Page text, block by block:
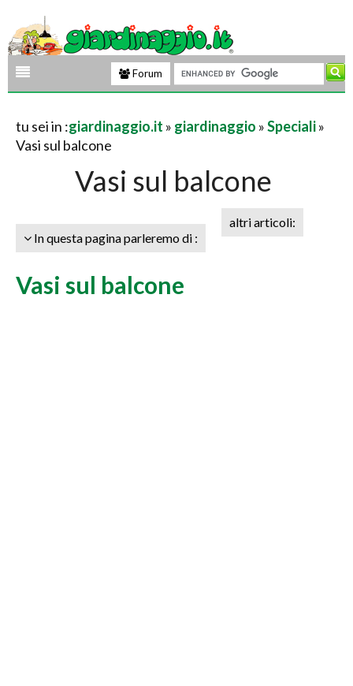
Forum
tu sei in :giardinaggio.it » giardinaggio »Speciali»
Vasi sul balcone
Vasi sul balcone
In questa pagina parleremo di :
altri articoli:
Vasi sul balcone